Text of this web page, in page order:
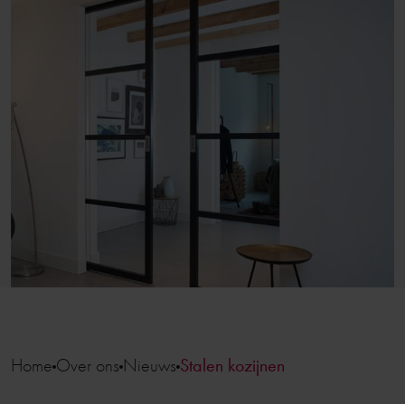
Home Over ons Nieuws Stalen kozijnen